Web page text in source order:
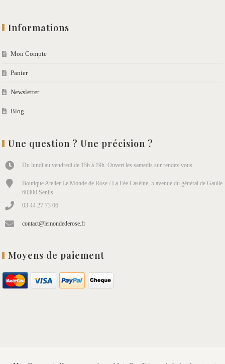
Informations
Mon Compte
Panier
Newsletter
Blog
Une question ? Une précision ?
Du lundi au vendredi de 15h à 19h. Ouvert les samedis sur rendez-vous.
Boutique Atelier Le Monde de Rose / La Fée Caséine, 5 avenue du général de Gaulle
60300 Senlis
03 44 27 73 06
contact@lemondederose.fr
Moyens de paiement